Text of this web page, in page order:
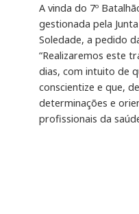
A vinda do 7º
gestionada pela
Soledade, a pedido
“Realizaremos este
dias, com intuito de
conscientize e que,
determinações e
profissionais da